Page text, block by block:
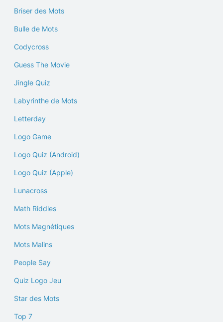
Briser des Mots
Bulle de Mots
Codycross
Guess The Movie
Jingle Quiz
Labyrinthe de Mots
Letterday
Logo Game
Logo Quiz (Android)
Logo Quiz (Apple)
Lunacross
Math Riddles
Mots Magnétiques
Mots Malins
People Say
Quiz Logo Jeu
Star des Mots
Top 7